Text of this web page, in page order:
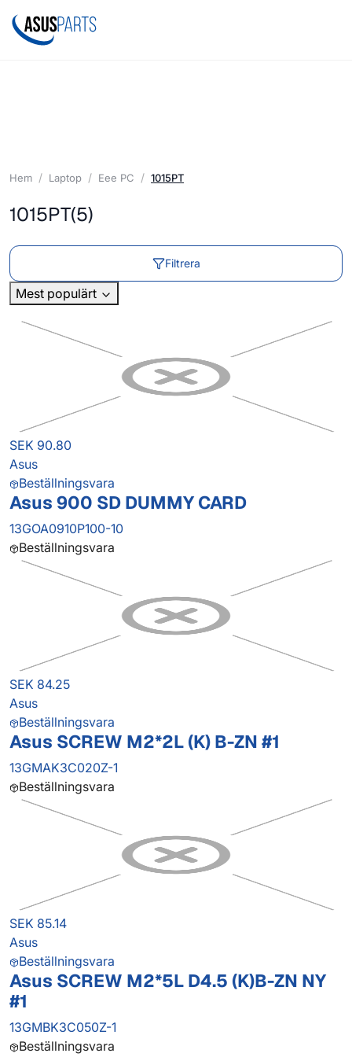
Hem Laptop Eee PC 1015PT
1015PT(5)
Filtrera
Mest populärt
SEK 90.80
Asus
Beställningsvara
Asus 900 SD DUMMY CARD
13GOA0910P100-10
Beställningsvara
SEK 84.25
Asus
Beställningsvara
Asus SCREW M2*2L (K) B-ZN #1
13GMAK3C020Z-1
Beställningsvara
SEK 85.14
Asus
Beställningsvara
Asus SCREW M2*5L D4.5 (K)B-ZN NY
#1
13GMBK3C050Z-1
Beställningsvara